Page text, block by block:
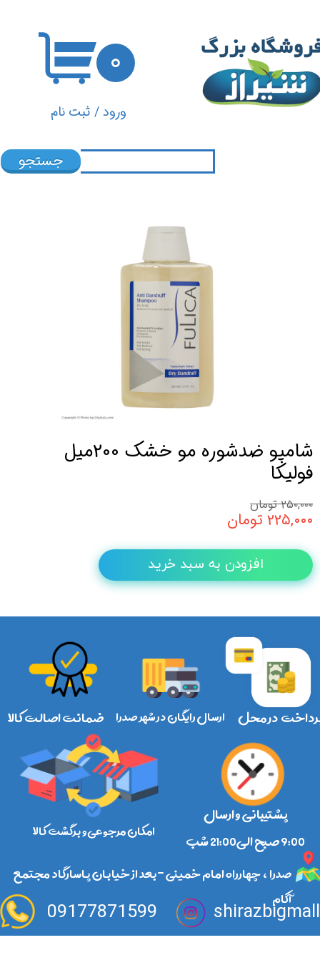
ورود/ ثبت نام
تغییر گذر واژه
سفارشات
۰
جستجو
شامپو ضدشوره مو خشک 200میل
فولیکا
۲۵۰,۰۰۰ تومان
۲۲۵,۰۰۰ تومان
افزودن به سبد خرید
ارسال رایگان در شهر صدرا در محل
امکان مرجوعی و برگشت کالا
ضمانت اصالت کالا
صدرا ، چهارراه امام خمینی -بعد از خیابان پاسارگاد مجتمع
آکام
09177871599
پشتیبانی و ارسال
​​​​​​​9:00 صبح الی21:00 شب